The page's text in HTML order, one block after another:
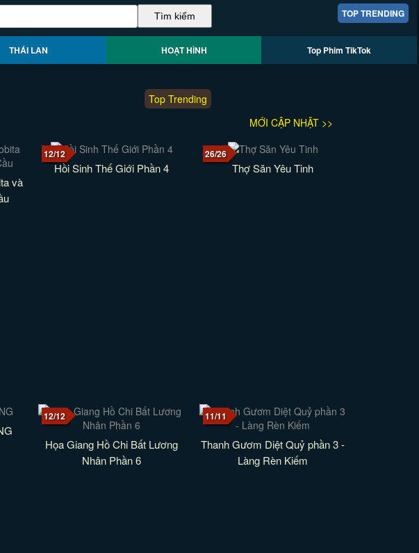
TOP TRENDING
THÁI LAN HOẠT HÌNH Top Phim TikTok
Top Trending
MỚI CẬP NHẬT >>
và
12/12
Hồi Sinh Thế Giới Phần 4
26/26
Thợ Săn Yêu Tinh
12/12
Họa Giang Hồ Chi Bất Lương
Nhân Phần 6
11/11
Thanh Gươm Diệt Quỷ phần 3 -
Làng Rèn Kiếm